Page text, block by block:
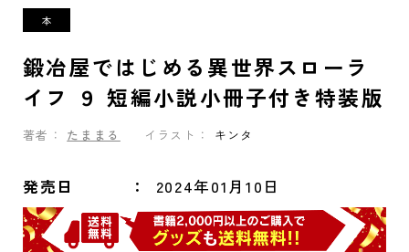
鍛冶屋ではじめる異世界スローラ
イフ ９ 短編小説小冊子付き特装版
著者： たままる イラスト： キンタ
発売日 2024年01月10日